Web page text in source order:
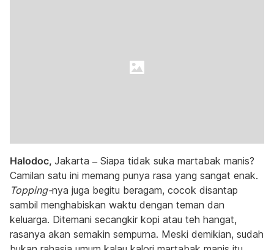
Halodoc, Jakarta – Siapa tidak suka martabak manis?
Camilan satu ini memang punya rasa yang sangat enak.
Topping-nya juga begitu beragam, cocok disantap
sambil menghabiskan waktu dengan teman dan
keluarga. Ditemani secangkir kopi atau teh hangat,
rasanya akan semakin sempurna. Meski demikian, sudah